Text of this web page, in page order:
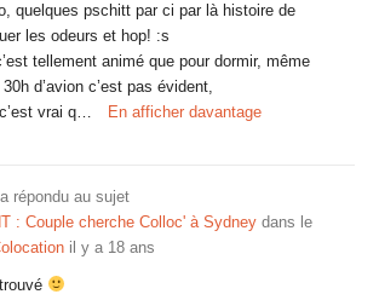
quelques pschitt par ci par là histoire de
les odeurs et hop! :s
tellement animé que pour dormir, même
d’avion c’est pas évident,
vrai q…
En afficher davantage
a répondu au sujet
: Couple cherche Colloc' à Sydney dans le
il y a 18 ans